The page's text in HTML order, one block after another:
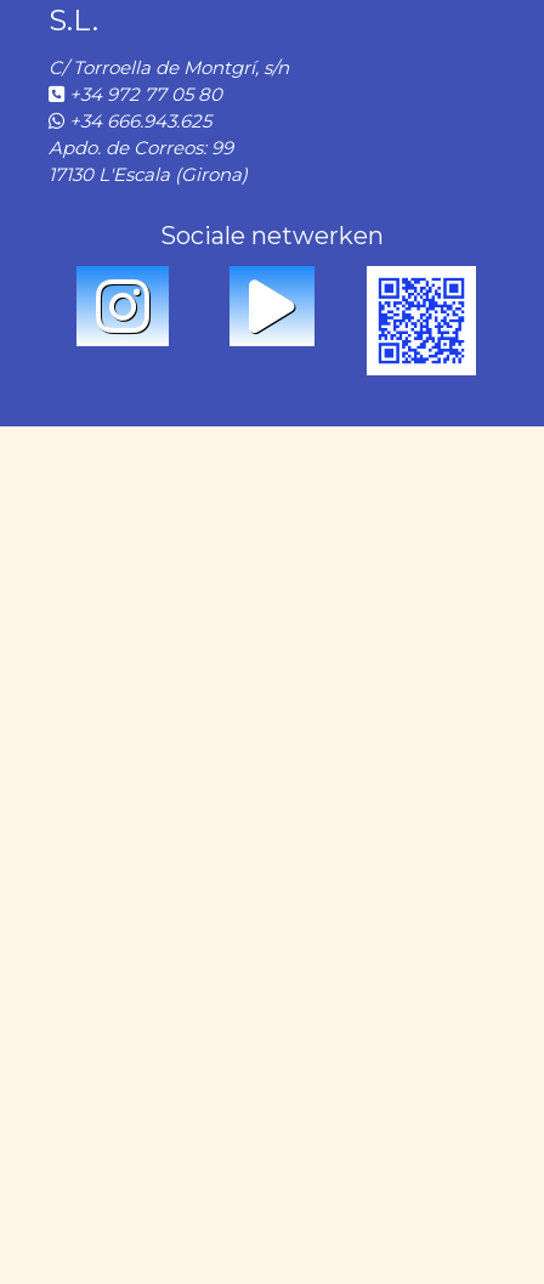
S.L.
C/ Torroella de Montgrí, s/n
+34 972 77 05 80
+34 666.943.625
Apdo. de Correos: 99
17130 L'Escala (Girona)
Sociale netwerken